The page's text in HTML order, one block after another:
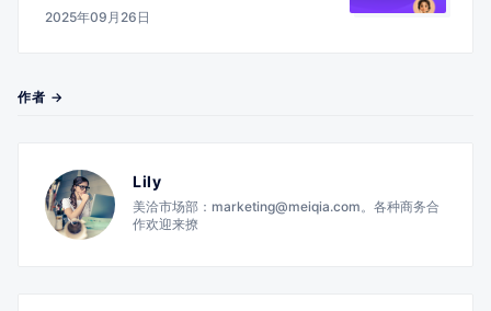
2025年09月26日
作者 →
Lily
美洽市场部：marketing@meiqia.com。各种商务合
作欢迎来撩